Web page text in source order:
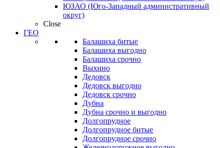
ЮЗАО (Юго-Западный административный
округ)
Close
ГЕО
Балашиха битые
Балашиха выгодно
Балашиха срочно
Выхино
Дедовск
Дедовск выгодно
Дедовск срочно
Дубна
Дубна срочно и выгодно
Долгопрудное
Долгопрудное битые
Долгопрудное срочно